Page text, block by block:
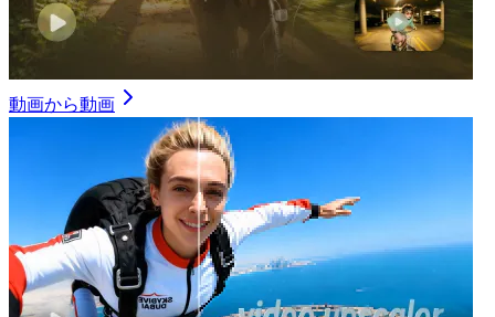
動画から動画